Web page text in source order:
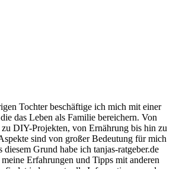
Tochter beschäftige ich mich mit einer
das Leben als Familie bereichern. Von
DIY-Projekten, von Ernährung bis hin zu
sind von großer Bedeutung für mich
Grund habe ich tanjas-ratgeber.de
Erfahrungen und Tipps mit anderen